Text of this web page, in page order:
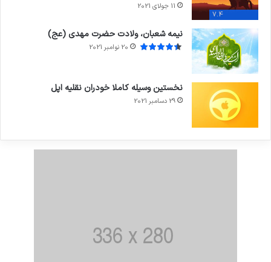
7.4
11 جولای 2021
نیمه شعبان، ولادت حضرت مهدی (عج)
20 نوامبر 2021
نخستین وسیله کاملا خودران نقلیه اپل
29 دسامبر 2021